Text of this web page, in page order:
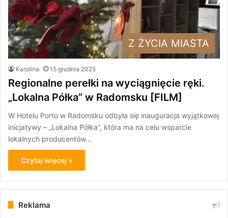
Z ŻYCIA MIASTA
Karolina 15 grudnia 2025
Regionalne perełki na wyciągnięcie ręki.
„Lokalna Półka” w Radomsku [FILM]
W Hotelu Porto w Radomsku odbyła się inauguracja wyjątkowej
inicjatywy – „Lokalna Półka”, która ma na celu wsparcie
lokalnych producentów…
Czytaj więcej »
Reklama